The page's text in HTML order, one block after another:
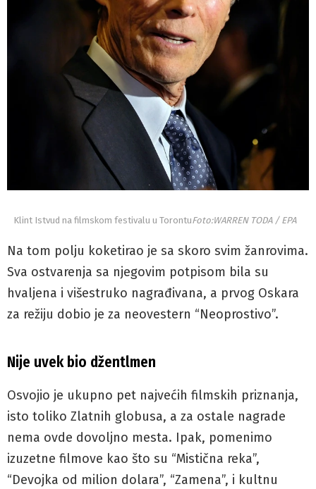
Klint Istvud na filmskom festivalu u TorontuFoto:WARREN TODA / EPA
Na tom polju koketirao je sa skoro svim žanrovima.
Sva ostvarenja sa njegovim potpisom bila su
hvaljena i višestruko nagrađivana, a prvog Oskara
za režiju dobio je za neovestern “Neoprostivo”.
Nije uvek bio džentlmen
Osvojio je ukupno pet najvećih filmskih priznanja,
isto toliko Zlatnih globusa, a za ostale nagrade
nema ovde dovoljno mesta. Ipak, pomenimo
izuzetne filmove kao što su “Mistična reka”,
“Devojka od milion dolara”, “Zamena”, i kultnu